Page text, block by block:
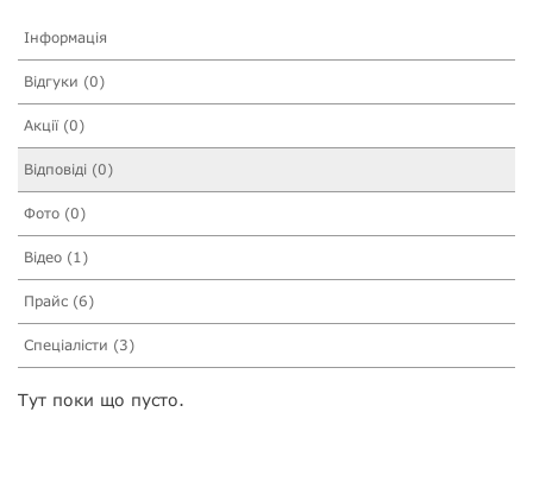
Інформація
Відгуки (0)
Акції (0)
Відповіді (0)
Фото (0)
Відео (1)
Прайс (6)
Спеціалісти (3)
Тут поки що пусто.